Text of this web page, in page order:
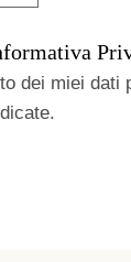
dei miei dati